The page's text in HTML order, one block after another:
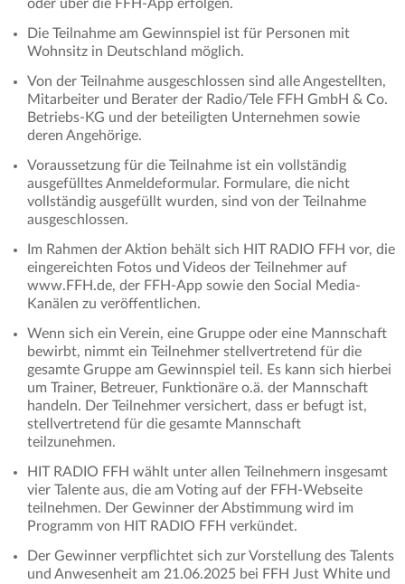
oder über die FFH-App erfolgen.
Die Teilnahme am Gewinnspiel ist für Personen mit
Wohnsitz in Deutschland möglich.
Von der Teilnahme ausgeschlossen sind alle Angestellten,
Mitarbeiter und Berater der Radio/Tele FFH GmbH & Co.
Betriebs-KG und der beteiligten Unternehmen sowie
deren Angehörige.
Voraussetzung für die Teilnahme ist ein vollständig
ausgefülltes Anmeldeformular. Formulare, die nicht
vollständig ausgefüllt wurden, sind von der Teilnahme
ausgeschlossen.
Im Rahmen der Aktion behält sich HIT RADIO FFH vor, die
eingereichten Fotos und Videos der Teilnehmer auf
www.FFH.de, der FFH-App sowie den Social Media-
Kanälen zu veröffentlichen.
Wenn sich ein Verein, eine Gruppe oder eine Mannschaft
bewirbt, nimmt ein Teilnehmer stellvertretend für die
gesamte Gruppe am Gewinnspiel teil. Es kann sich hierbei
um Trainer, Betreuer, Funktionäre o.ä. der Mannschaft
handeln. Der Teilnehmer versichert, dass er befugt ist,
stellvertretend für die gesamte Mannschaft
teilzunehmen.
HIT RADIO FFH wählt unter allen Teilnehmern insgesamt
vier Talente aus, die am Voting auf der FFH-Webseite
teilnehmen. Der Gewinner der Abstimmung wird im
Programm von HIT RADIO FFH verkündet.
Der Gewinner verpflichtet sich zur Vorstellung des Talents
und Anwesenheit am 21.06.2025 bei FFH Just White und